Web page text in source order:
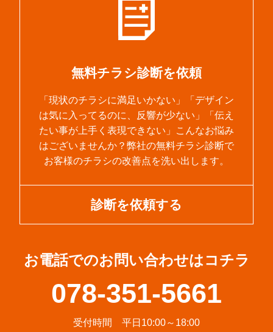
無料チラシ診断を依頼
「現状のチラシに満足いかない」「デザイン
は気に入ってるのに、反響が少ない」「伝え
たい事が上手く表現できない」こんなお悩み
はございませんか？弊社の無料チラシ診断で
お客様のチラシの改善点を洗い出します。
診断を依頼する
お電話でのお問い合わせはコチラ
078-351-5661
受付時間 平日10:00～18:00